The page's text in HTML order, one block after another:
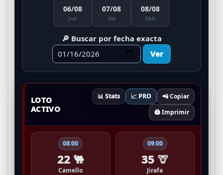
06/08
Jue
07/08
Vie
08/08
Sáb
🔎 Buscar por fecha exacta
Ver
LOTO
ACTIVO
📊 Stats 📈 PRO
📲 Copiar
🖨️ Imprimir
08:00
22 🐫
Camello
09:00
35 🦒
Jirafa